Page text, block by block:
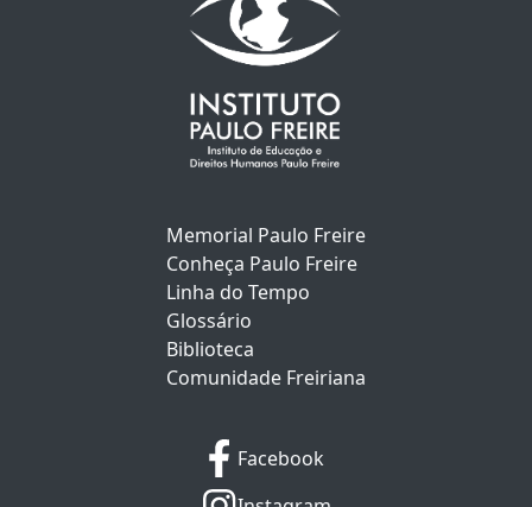
Memorial Paulo Freire
Conheça Paulo Freire
Linha do Tempo
Glossário
Biblioteca
Comunidade Freiriana
Facebook